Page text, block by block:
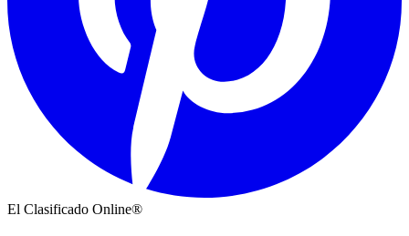
El Clasificado Online®